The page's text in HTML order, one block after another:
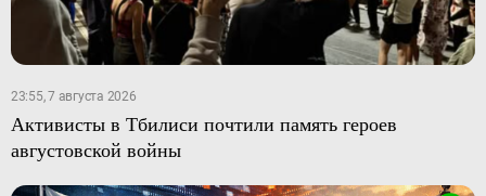
23:55, 7 августа 2026
Активисты в Тбилиси почтили память героев
августовской войны